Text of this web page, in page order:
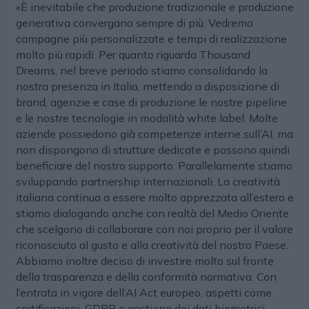
«È inevitabile che produzione tradizionale e produzione
generativa convergano sempre di più. Vedremo
campagne più personalizzate e tempi di realizzazione
molto più rapidi. Per quanto riguarda Thousand
Dreams, nel breve periodo stiamo consolidando la
nostra presenza in Italia, mettendo a disposizione di
brand, agenzie e case di produzione le nostre pipeline
e le nostre tecnologie in modalità white label. Molte
aziende possiedono già competenze interne sull’AI, ma
non dispongono di strutture dedicate e possono quindi
beneficiare del nostro supporto. Parallelamente stiamo
sviluppando partnership internazionali. La creatività
italiana continua a essere molto apprezzata all’estero e
stiamo dialogando anche con realtà del Medio Oriente
che scelgono di collaborare con noi proprio per il valore
riconosciuto al gusto e alla creatività del nostro Paese.
Abbiamo inoltre deciso di investire molto sul fronte
della trasparenza e della conformità normativa. Con
l’entrata in vigore dell’AI Act europeo, aspetti come